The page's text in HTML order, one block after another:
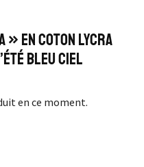
» en Coton Lycra
Bleu Ciel
en ce moment.